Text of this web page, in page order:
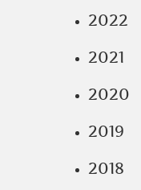
2022
2021
2020
2019
2018